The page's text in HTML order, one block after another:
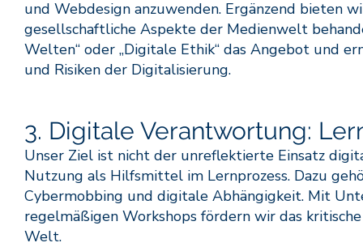
und Webdesign anzuwenden. Ergänzend bieten
gesellschaftliche Aspekte der Medienwelt
Welten“ oder „Digitale Ethik“ das Angebot und
und Risiken der Digitalisierung.
3. Digitale Verantwortung:
Unser Ziel ist nicht der unreflektierte Einsatz
Nutzung als Hilfsmittel im Lernprozess. Dazu
Cybermobbing und digitale Abhängigkeit. Mit
regelmäßigen Workshops fördern wir das
Welt.